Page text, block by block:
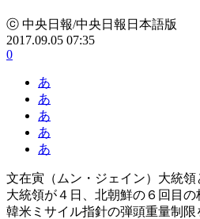
ⓒ 中央日報/中央日報日本語版
2017.09.05 07:35
0
あ
あ
あ
あ
あ
文在寅（ムン・ジェイン）大統
大統領が４日、北朝鮮の６回目の
韓米ミサイル指針の弾頭重量制